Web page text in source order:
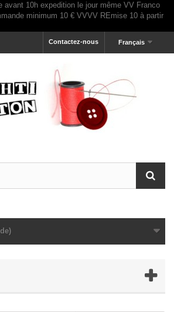
Français
Contactez-nous